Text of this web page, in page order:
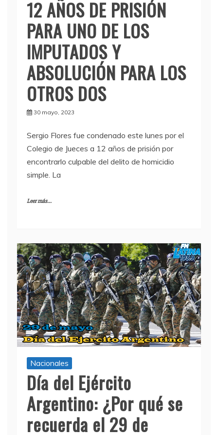
12 AÑOS DE PRISIÓN
PARA UNO DE LOS
IMPUTADOS Y
ABSOLUCIÓN PARA LOS
OTROS DOS
30 mayo, 2023
Sergio Flores fue condenado este lunes por el
Colegio de Jueces a 12 años de prisión por
encontrarlo culpable del delito de homicidio
simple. La
Leer más...
Nacionales
Día del Ejército
Argentino: ¿Por qué se
recuerda el 29 de